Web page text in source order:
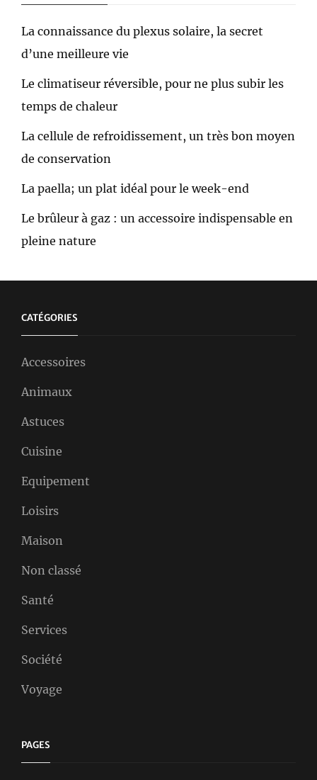
La connaissance du plexus solaire, la secret
d’une meilleure vie
Le climatiseur réversible, pour ne plus subir les
temps de chaleur
La cellule de refroidissement, un très bon moyen
de conservation
La paella; un plat idéal pour le week-end
Le brûleur à gaz : un accessoire indispensable en
pleine nature
CATÉGORIES
Accessoires
Animaux
Astuces
Cuisine
Equipement
Loisirs
Maison
Non classé
Santé
Services
Société
Voyage
PAGES